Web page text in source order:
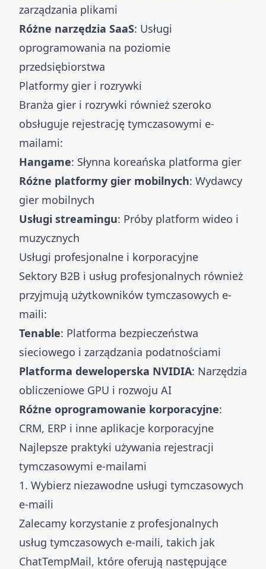
zarządzania plikami
Różne narzędzia SaaS: Usługi
oprogramowania na poziomie
przedsiębiorstwa
Platformy gier i rozrywki
Branża gier i rozrywki również szeroko
obsługuje rejestrację tymczasowymi e-
mailami:
Hangame: Słynna koreańska platforma gier
Różne platformy gier mobilnych: Wydawcy
gier mobilnych
Usługi streamingu: Próby platform wideo i
muzycznych
Usługi profesjonalne i korporacyjne
Sektory B2B i usług profesjonalnych również
przyjmują użytkowników tymczasowych e-
maili:
Tenable: Platforma bezpieczeństwa
sieciowego i zarządzania podatnościami
Platforma deweloperska NVIDIA: Narzędzia
obliczeniowe GPU i rozwoju AI
Różne oprogramowanie korporacyjne:
CRM, ERP i inne aplikacje korporacyjne
Najlepsze praktyki używania rejestracji
tymczasowymi e-mailami
1. Wybierz niezawodne usługi tymczasowych
e-maili
Zalecamy korzystanie z profesjonalnych
usług tymczasowych e-maili, takich jak
ChatTempMail, które oferują następujące